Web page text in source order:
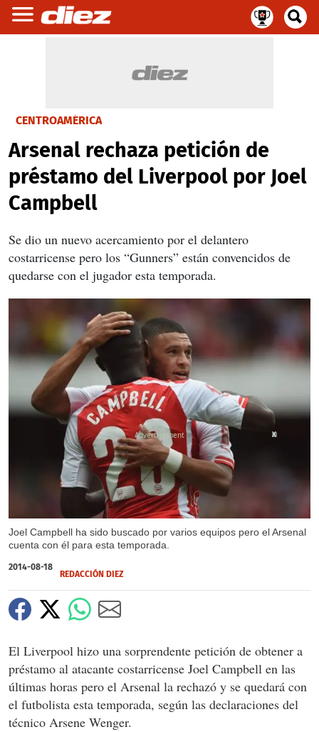
CENTROAMÉRICA
Arsenal rechaza petición de
préstamo del Liverpool por Joel
Campbell
Se dio un nuevo acercamiento por el delantero
costarricense pero los “Gunners” están convencidos de
quedarse con el jugador esta temporada.
Joel Campbell ha sido buscado por varios equipos pero el Arsenal
cuenta con él para esta temporada.
X
2014-08-18
REDACCIÓN DIEZ
El Liverpool hizo una sorprendente petición de obtener a
préstamo al atacante costarricense Joel Campbell en las
últimas horas pero el Arsenal la rechazó y se quedará con
el futbolista esta temporada, según las declaraciones del
técnico Arsene Wenger.